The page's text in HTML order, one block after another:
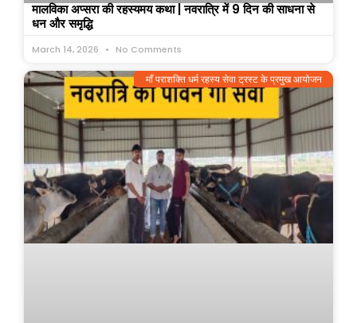
मालविका अप्सरा की रहस्यमय कथा | नवरात्रि में 9 दिन की साधना से
धन और समृद्धि
March 14, 2026 No Comments
माँ पराशक्ति धर्म रहस्य सेवा ट्रस्ट के प्रमुख आयोजन